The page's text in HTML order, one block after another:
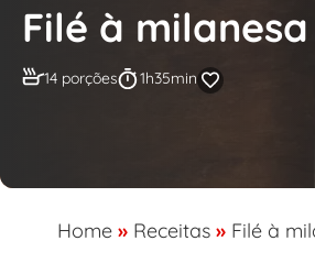
Filé à
14 porções 1h35min
Home » Receitas » Filé à